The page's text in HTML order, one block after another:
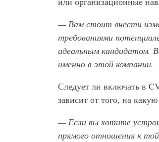
— Вам стоит внести
требованиями
идеальным кандидатом.
именно в этой компании.
Следует ли включать в
зависит от того, на
— Если вы хотите
прямого отношения к